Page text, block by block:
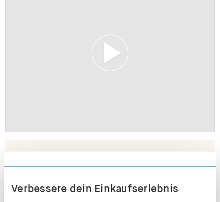
Verbessere dein Einkaufserlebnis